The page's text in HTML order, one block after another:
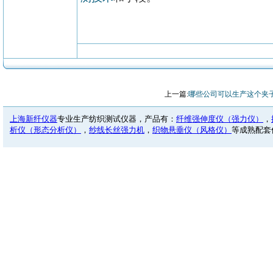
上一篇:哪些公司可以生产这个夹